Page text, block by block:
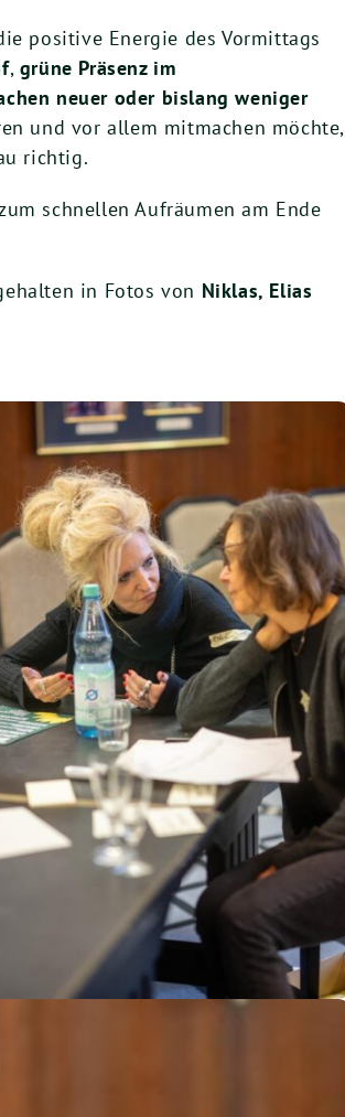
positive Energie des Vormittags
, grüne Präsenz im
neuer oder bislang weniger
und vor allem mitmachen möchte,
richtig.
schnellen Aufräumen am Ende
in Fotos von Niklas, Elias